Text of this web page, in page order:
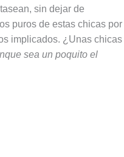
sin dejar de
puros de estas chicas por
implicados. ¿Unas chicas
sea un poquito el